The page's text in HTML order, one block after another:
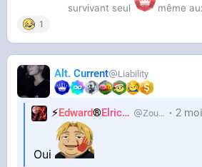
survivant seul même
1
Alt. Current Liability
⚡Edward®Elric🌒 Zouzoum 2
Oui